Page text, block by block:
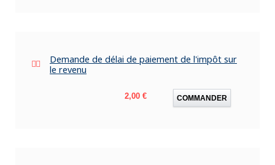
Demande de délai de paiement de l'impôt sur
le revenu
Prix
2,00 € COMMANDER